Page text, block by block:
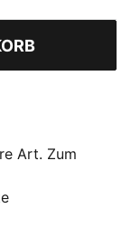
Art. Zum
das
zum